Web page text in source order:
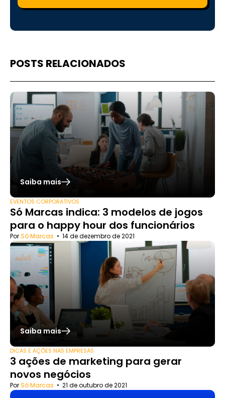
POSTS RELACIONADOS
Saiba mais
EVENTOS CORPORATIVOS
Só Marcas indica: 3 modelos de jogos
para o happy hour dos funcionários
PorSó Marcas • 14 de dezembro de 2021
Saiba mais
DICAS E AÇÕES NAS EMPRESAS
3 ações de marketing para gerar
novos negócios
PorSó Marcas • 21 de outubro de 2021